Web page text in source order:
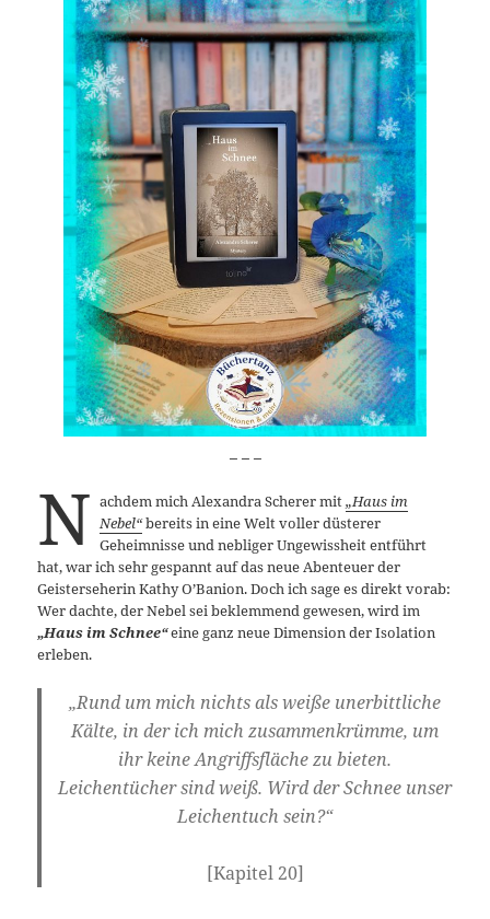
N achdem mich Alexandra Scherer mit„Haus im
Nebel“bereits in eine Welt voller düsterer
Geheimnisse und nebliger Ungewissheit entführt
hat, war ich sehr gespannt auf das neue Abenteuer der
Geisterseherin Kathy O’Banion. Doch ich sage es direkt vorab:
Wer dachte, der Nebel sei beklemmend gewesen, wird im
„Haus im Schnee“eine ganz neue Dimension der Isolation
erleben.
„Rund um mich nichts als weiße unerbittliche
Kälte, in der ich mich zusammenkrümme, um
ihr keine Angriffsfläche zu bieten.
Leichentücher sind weiß. Wird der Schnee unser
Leichentuch sein?“
[Kapitel 20]